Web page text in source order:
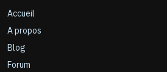
Accueil
A propos
Blog
Forum